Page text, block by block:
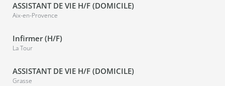
ASSISTANT DE VIE H/F (DOMICILE)
Aix-en-Provence
Infirmer (H/F)
La Tour
ASSISTANT DE VIE H/F (DOMICILE)
Grasse